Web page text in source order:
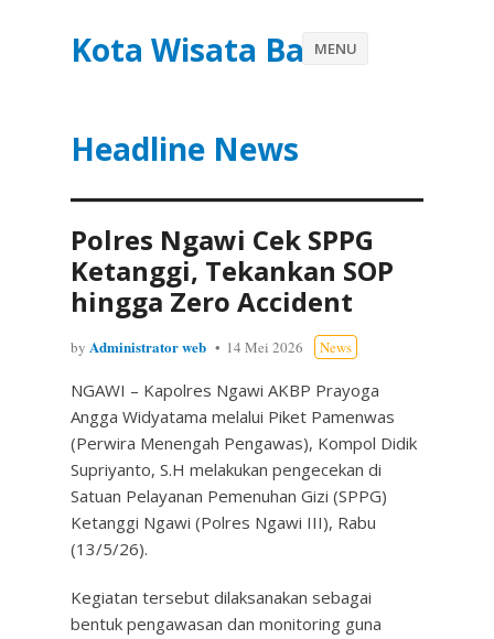
Kota Wisata Batu
Headline News
MENU
Polres Ngawi Cek SPPG
Ketanggi, Tekankan SOP
hingga Zero Accident
by Administrator web 14 Mei 2026 News
NGAWI – Kapolres Ngawi AKBP Prayoga
Angga Widyatama melalui Piket Pamenwas
(Perwira Menengah Pengawas), Kompol Didik
Supriyanto, S.H melakukan pengecekan di
Satuan Pelayanan Pemenuhan Gizi (SPPG)
Ketanggi Ngawi (Polres Ngawi III), Rabu
(13/5/26).
Kegiatan tersebut dilaksanakan sebagai
bentuk pengawasan dan monitoring guna